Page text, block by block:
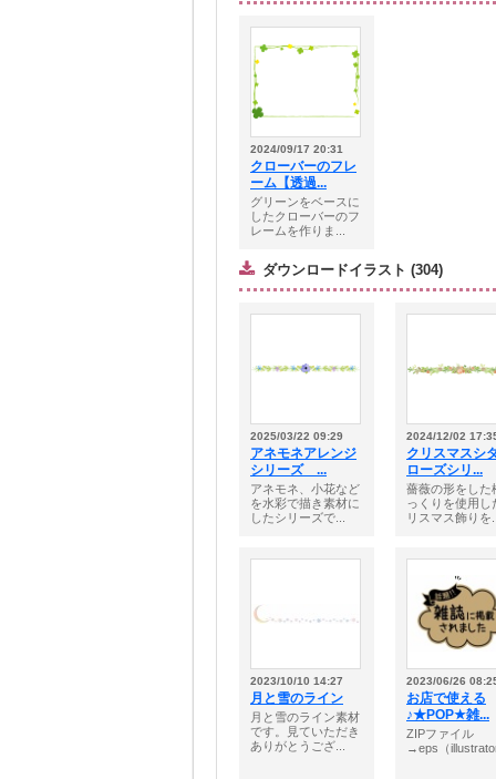
2024/09/17 20:31
クローバーのフレ
ーム【透過...
グリーンをベースに
したクローバーのフ
レームを作りま...
ダウンロードイラスト (304)
2025/03/22 09:29
アネモネアレンジ
シリーズ ...
アネモネ、小花など
を水彩で描き素材に
したシリーズで...
2024/12/02
クリスマスシ
ローズシリ...
薔薇の形をした
っくりを使用し
リスマス飾りを
2023/10/10 14:27
月と雪のライン
月と雪のライン素材
です。見ていただき
ありがとうござ...
2023/06/26
お店で使える
♪★POP★雑...
ZIPファイル
→eps（